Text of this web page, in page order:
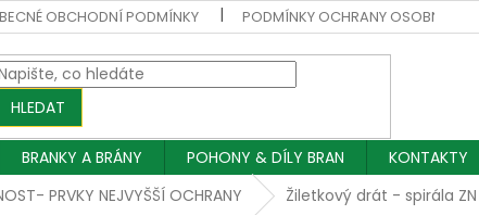
OBCHODNÍ PODMÍNKY PODMÍNKY OCHRANY OSOBNÍCH
HLEDAT
BRANKY A BRÁNY POHONY & DÍLY BRAN KONTAKTY
PRVKY NEJVYŠŠÍ OCHRANY Žiletkový drát - spirála